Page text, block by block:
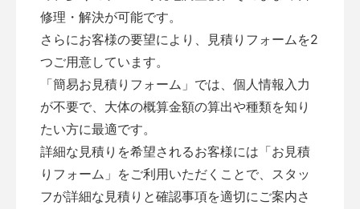
修理・解決が可能です。
さらにお客様の要望により、見積りフォームを2
つご用意しています。
「簡易お見積りフォーム 」では、個人情報入力
が不要で、大体の概算金額の算出や種類を知り
たい方に最適です。
詳細な見積りを希望されるお客様には「お見積
りフォーム 」をご利用いただくことで、スタッ
フが詳細な見積りと確認事項を適切にご案内さ